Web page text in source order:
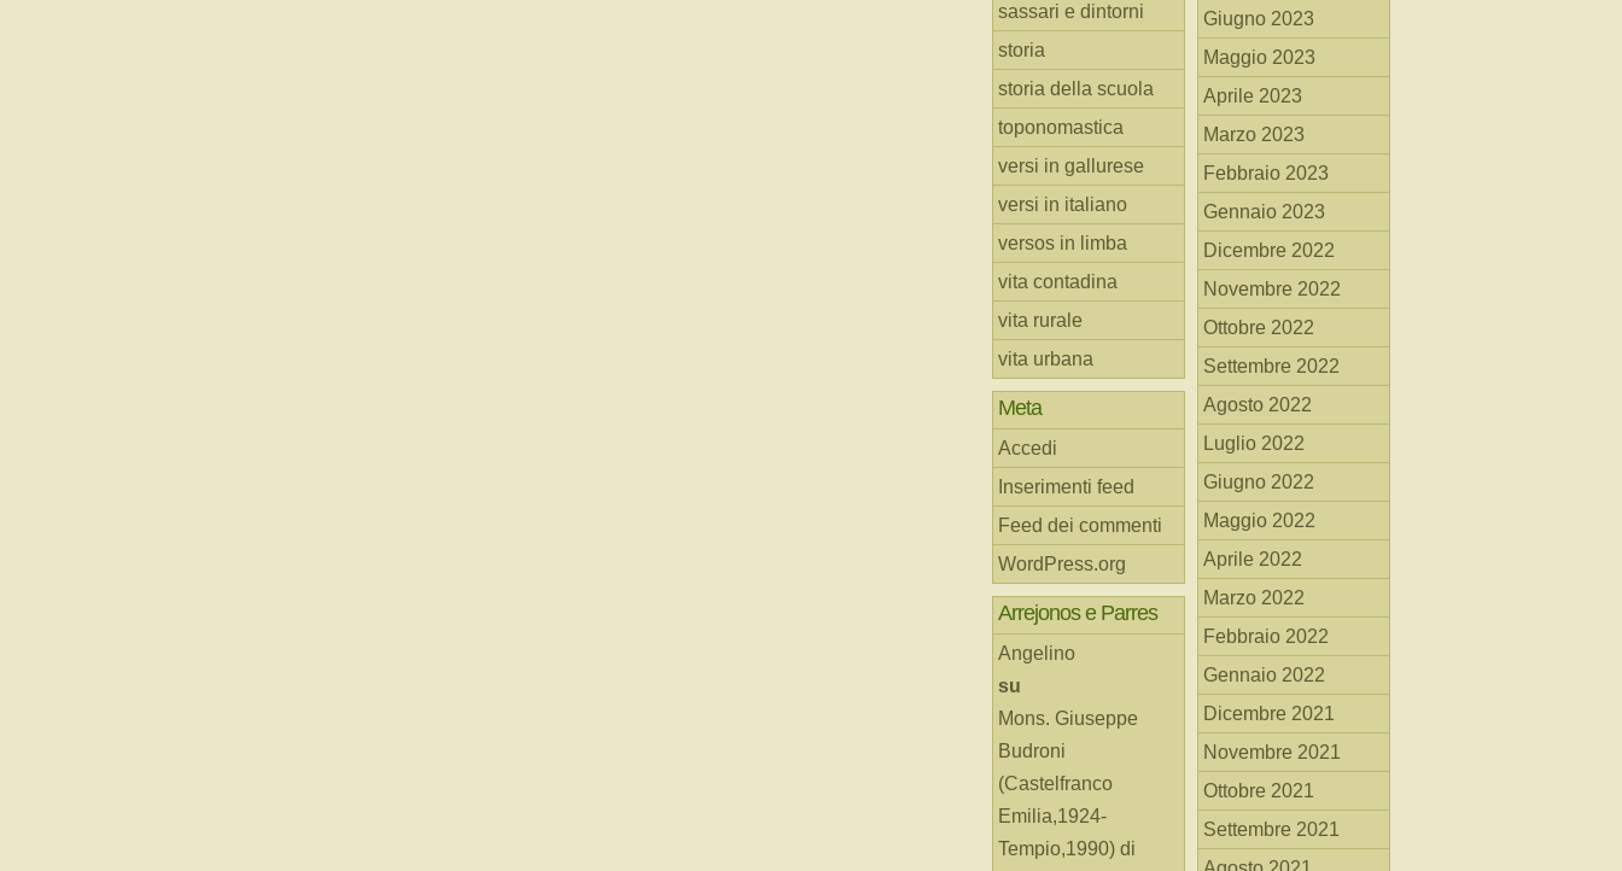
sassari e dintorni
storia
storia della scuola
toponomastica
versi in gallurese
versi in italiano
versos in limba
vita contadina
vita rurale
vita urbana
Meta
Accedi
Inserimenti feed
Feed dei commenti
WordPress.org
Arrejonos e Parres
Angelino
su
Mons. Giuseppe
Budroni
(Castelfranco
Emilia,1924-
Tempio,1990) di
Giugno 2023
Maggio 2023
Aprile 2023
Marzo 2023
Febbraio 2023
Gennaio 2023
Dicembre 2022
Novembre 2022
Ottobre 2022
Settembre 2022
Agosto 2022
Luglio 2022
Giugno 2022
Maggio 2022
Aprile 2022
Marzo 2022
Febbraio 2022
Gennaio 2022
Dicembre 2021
Novembre 2021
Ottobre 2021
Settembre 2021